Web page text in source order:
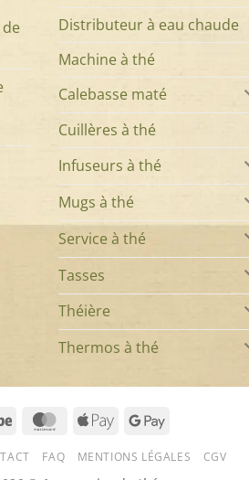
Distributeur à eau chaude
Machine à thé
Calebasse maté
Cuillères à thé
Infuseurs à thé
Mugs à thé
Service à thé
Tasses
Théière
Thermos à thé
Stripe MasterCard
Apple
Google
FAQ MENTIONS LÉGALES CGV